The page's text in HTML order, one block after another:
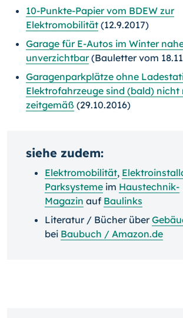
10-Punkte-Papier vom BDEW zur
Elektromobilität (12.9.2017)
Garage für E-Autos im Winter
unverzichtbar(Bauletter vom
Garagenparkplätze ohne
Elektrofahrzeuge sind (bald) nicht
zeitgemäß (29.10.2016)
siehe zudem:
Elektromobilität,
Parksysteme im Haustechnik-
Magazin auf Baulinks
Literatur / Bücher über
bei Baubuch / Amazon.de